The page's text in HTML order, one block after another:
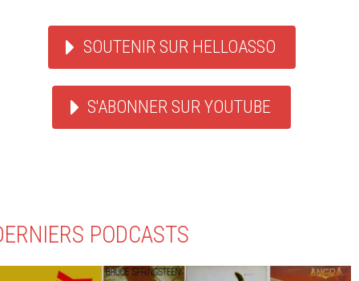
SOUTENIR SUR HELLOASSO
S'ABONNER SUR YOUTUBE
PODCASTS